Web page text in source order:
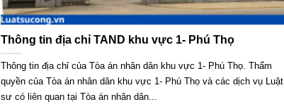
Thông tin địa chỉ TAND khu vực 1- Phú Thọ
Thông tin địa chỉ của Tòa án nhân dân khu vực 1- Phú Thọ. Thẩm
quyền của Tòa án nhân dân khu vực 1- Phú Thọ và các dịch vụ Luật
sư có liên quan tại Tòa án nhân dân...